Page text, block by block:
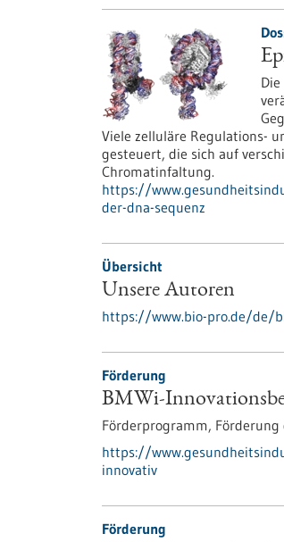
Viele zelluläre Regulations-
gesteuert, die sich auf
Chromatinfaltung.
https://
der-dna-sequenz
Übersicht
Unsere Autoren
https://www.bio-pro.de/de/
Förderung
BMWi-
Förderprogramm, Förderung
https://
innovativ
Förderung